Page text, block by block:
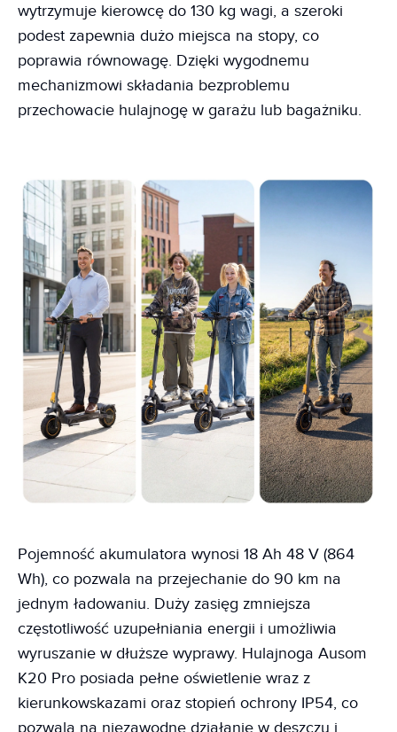
wytrzymuje kierowcę do 130 kg wagi, a szeroki
podest zapewnia dużo miejsca na stopy, co
poprawia równowagę. Dzięki wygodnemu
mechanizmowi składania bezproblemu
przechowacie hulajnogę w garażu lub bagażniku.
Pojemność akumulatora wynosi 18 Ah 48 V (864
Wh), co pozwala na przejechanie do 90 km na
jednym ładowaniu. Duży zasięg zmniejsza
częstotliwość uzupełniania energii i umożliwia
wyruszanie w dłuższe wyprawy. Hulajnoga Ausom
K20 Pro posiada pełne oświetlenie wraz z
kierunkowskazami oraz stopień ochrony IP54, co
pozwala na niezawodne działanie w deszczu i